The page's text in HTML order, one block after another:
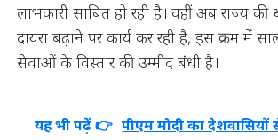
लाभकारी साबित हो रही है। वहीं अब राज्य
दायरा बढ़ाने पर कार्य कर रही है, इस क्रम में
सेवाओं के विस्तार की उम्मीद बंधी है।
यह भी पढ़ें 👉 पीएम मोदी का